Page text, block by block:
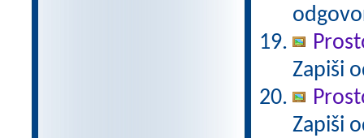
Zapiši
Zapiši